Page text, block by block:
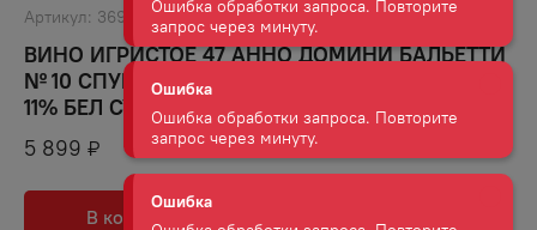
Артикул: 36966
ВИНО ИГРИСТОЕ 47 АННО ДОМИНИ БАЛЬЕТТИ
№ 10 СПУМАНТЕ ЭКСТРА ДРАЙ ПРОСЕККО ДОК
11% БЕЛ СУХ 1,5Л
5 899 ₽
В корзину
Ошибка обработки запроса. Повторите
запрос через минуту.
Ошибка
Ошибка обработки запроса. Повторите
запрос через минуту.
Ошибка